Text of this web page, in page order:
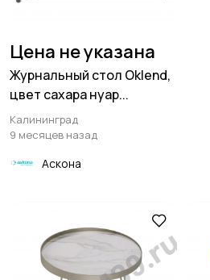
Цена не указана
Журнальный стол Oklend,
цвет сахара нуар...
Калининград
9 месяцев назад
Аскона